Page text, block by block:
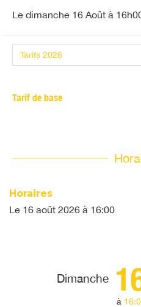
Le dimanche 16 Août à
Tarif de base
Horaires
Le 16 août 2026 à 16:00
Dimanche
à